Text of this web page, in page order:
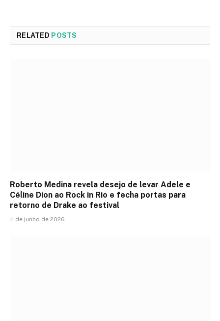
RELATED POSTS
Roberto Medina revela desejo de levar Adele e
Céline Dion ao Rock in Rio e fecha portas para
retorno de Drake ao festival
11 de junho de 2026